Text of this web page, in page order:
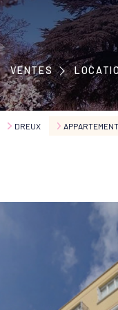
VENTES
MAISONS
APPARTEMENTS
IMMEUBLES
TERRAINS
MAISONS
DREUX APPARTEMENT